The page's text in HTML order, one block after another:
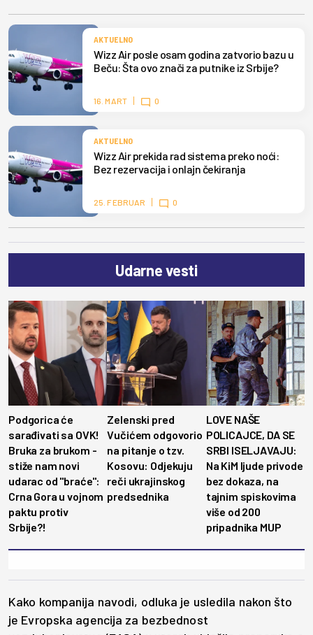
AKTUELNO
Wizz Air posle osam godina zatvorio bazu u
Beču: Šta ovo znači za putnike iz Srbije?
16. MART 0
AKTUELNO
Wizz Air prekida rad sistema preko noći:
Bez rezervacija i onlajn čekiranja
25. FEBRUAR 0
Udarne vesti
Podgorica će
sarađivati sa OVK!
Bruka za brukom -
stiže nam novi
udarac od "braće":
Crna Gora u vojnom
paktu protiv
Srbije?!
Zelenski pred
Vučićem odgovorio
na pitanje o tzv.
Kosovu: Odjekuju
reči ukrajinskog
predsednika
LOVE NAŠE
POLICAJCE, DA SE
SRBI ISELJAVAJU:
Na KiM ljude privode
bez dokaza, na
tajnim spiskovima
više od 200
pripadnika MUP
Kako kompanija navodi, odluka je usledila nakon što
je Evropska agencija za bezbednost